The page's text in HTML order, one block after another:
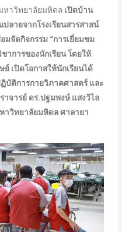
หาวิทยาลัยมหิดล เปิดบ้าน
ปลายจากโรงเรียนสารสาสน์
มจัดกิจกรรม “การเยี่ยมชม
การของนักเรียน โดยให้
เปิดโอกาสให้นักเรียนได้
บัติการกายวิภาคศาสตร์ และ
าจารย์ ดร.ปฐมพงษ์ แสงวิไล
วิทยาลัยมหิดล ศาลายา